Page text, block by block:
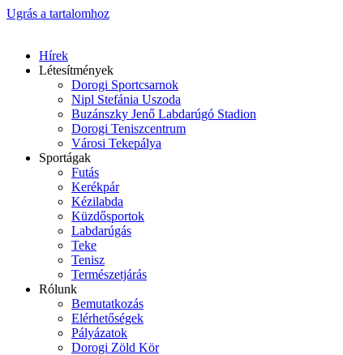
Ugrás a tartalomhoz
Hírek
Létesítmények
Dorogi Sportcsarnok
Nipl Stefánia Uszoda
Buzánszky Jenő Labdarúgó Stadion
Dorogi Teniszcentrum
Városi Tekepálya
Sportágak
Futás
Kerékpár
Kézilabda
Küzdősportok
Labdarúgás
Teke
Tenisz
Természetjárás
Rólunk
Bemutatkozás
Elérhetőségek
Pályázatok
Dorogi Zöld Kör